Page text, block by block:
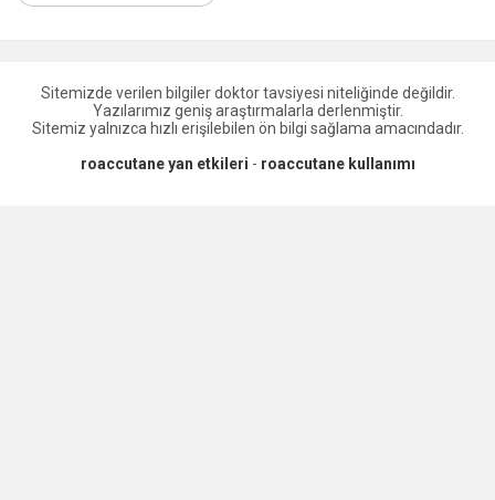
Sitemizde verilen bilgiler doktor tavsiyesi niteliğinde değildir.
Yazılarımız geniş araştırmalarla derlenmiştir.
Sitemiz yalnızca hızlı erişilebilen ön bilgi sağlama amacındadır.
roaccutane yan etkileri - roaccutane kullanımı